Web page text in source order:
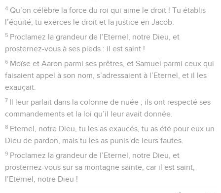
4 Qu’on célèbre la force du roi qui aime le droit ! Tu établis
l’équité, tu exerces le droit et la justice en Jacob.
5 Proclamez la grandeur de l’Eternel, notre Dieu, et
prosternez-vous à ses pieds : il est saint !
6 Moïse et Aaron parmi ses prêtres, et Samuel parmi ceux qui
faisaient appel à son nom, s’adressaient à l’Eternel, et il les
exauçait.
7 Il leur parlait dans la colonne de nuée ; ils ont respecté ses
commandements et la loi qu’il leur avait donnée.
8 Eternel, notre Dieu, tu les as exaucés, tu as été pour eux un
Dieu de pardon, mais tu les as punis de leurs fautes.
9 Proclamez la grandeur de l’Eternel, notre Dieu, et
prosternez-vous sur sa montagne sainte, car il est saint,
l’Eternel, notre Dieu !